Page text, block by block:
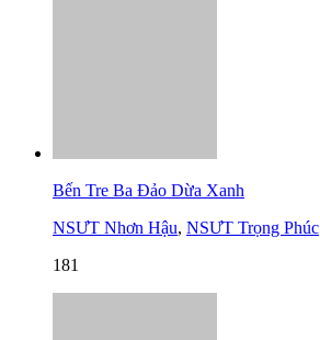
Bến Tre Ba Đảo Dừa Xanh
NSƯT Nhơn Hậu, NSƯT Trọng Phúc
181